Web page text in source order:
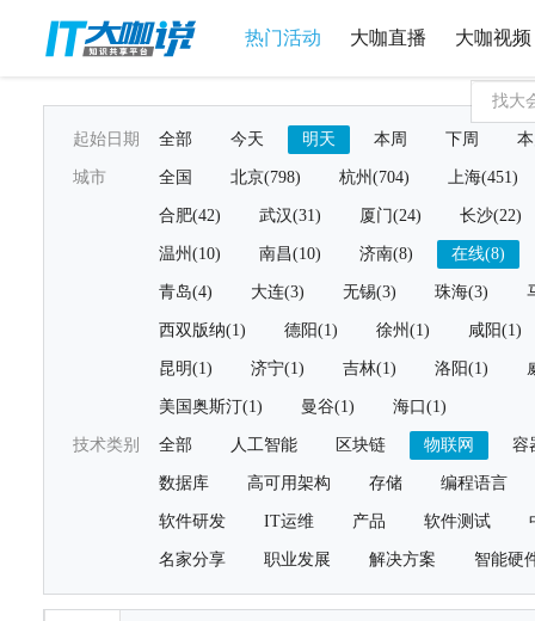
热门活动 大咖直播 大咖视频
起始日期 全部 今天 明天 本周 下周
城市 全国 北京(798) 杭州(704) 上海(451)
合肥(42) 武汉(31) 厦门(24) 长沙(22)
温州(10) 南昌(10) 济南(8) 在线(8)
青岛(4) 大连(3) 无锡(3) 珠海(3)
西双版纳(1) 德阳(1) 徐州(1) 咸阳(1)
昆明(1) 济宁(1) 吉林(1) 洛阳(1)
美国奥斯汀(1) 曼谷(1) 海口(1)
技术类别 全部 人工智能 区块链 物联网 容
数据库 高可用架构 存储 编程语言
软件研发 IT运维 产品 软件测试
名家分享 职业发展 解决方案 智能硬